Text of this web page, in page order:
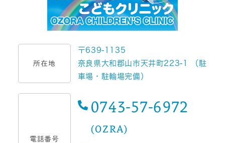
所在地
〒639-1135
奈良県大和郡山市天井町223-1 （駐
車場・駐輪場完備）
電話番号
0743-57-6972
(OZRA)